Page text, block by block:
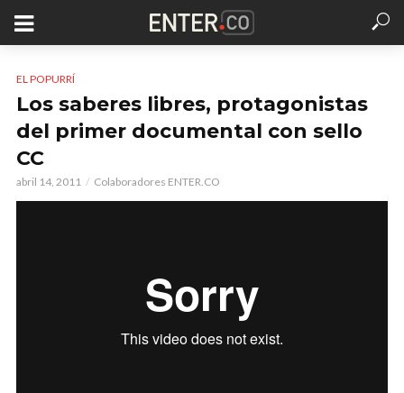
EL POPURRÍ
Los saberes libres, protagonistas
del primer documental con sello
CC
abril 14, 2011 Colaboradores ENTER.CO